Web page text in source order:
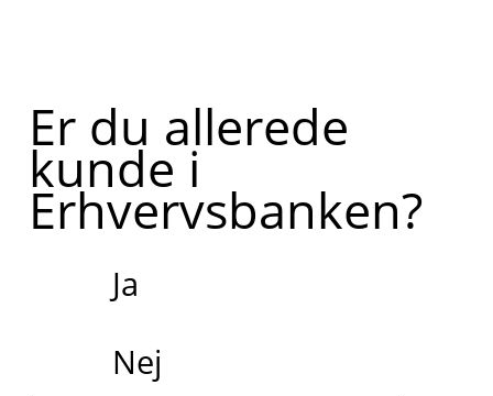
Er du allerede
kunde i
Erhvervsbanken?
Ja
Nej